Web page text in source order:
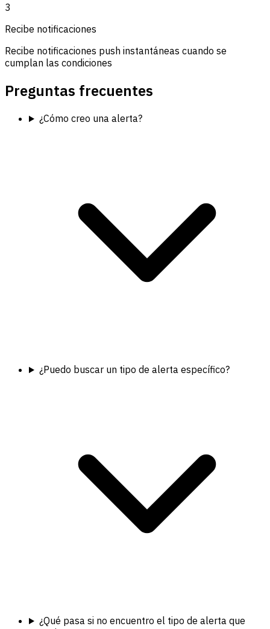
3
Recibe notificaciones
Recibe notificaciones push instantáneas cuando se
cumplan las condiciones
Preguntas frecuentes
¿Cómo creo una alerta?
¿Puedo buscar un tipo de alerta específico?
¿Qué pasa si no encuentro el tipo de alerta que